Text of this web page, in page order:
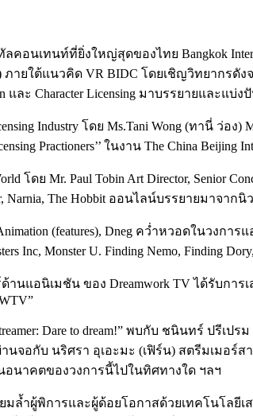
คอนเทนท์ที่ยิ่งใหญ่สุดของไทย Bangkok
ภายใต้แนวคิด VR BIDC โดยเชิญวิทยาก
และ Character Licensing มาบรรยายและ
Industry โดย Ms.Tani Wong (ทานี่ ว่อง)
Practioners’’ ในงาน The China Beijing
World โดย Mr. Paul Tobin Art Director,
Narnia, The Hobbit ออนไลน์บรรยายมาจาก
(features), Dneg คว่ำหวอดในวงก
Inc, Monster U. Finding Nemo,
ร์ด้านแอนิเมชัน ของ Dreamwork TV ได้รับ
Dare to dream!” พบกับ ชนินทร์ ปรี
อกับ นริศรา อุเอะมะ (เฟิร์น) สตรีมเมอร์ส
นาคตของวงการนี้ไปในทิศทางใด ฯลฯ
ยมล้ำผู้พิการและผู้ด้อยโอกาสด้วยเทคโนโล